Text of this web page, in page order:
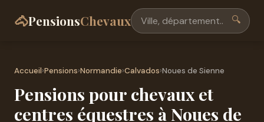
🐴PensionsChevaux 🔍
Accueil›Pensions›Normandie›Calvados›Noues de Sienne
Pensions pour chevaux et
centres équestres à Noues de